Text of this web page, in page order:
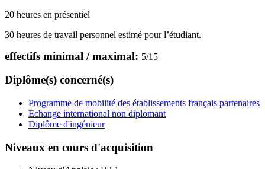
20 heures en présentiel
30 heures de travail personnel estimé pour l’étudiant.
effectifs minimal / maximal: 5/15
Diplôme(s) concerné(s)
Programme de mobilité des établissements français partenaires
Echange international non diplomant
Diplôme d'ingénieur
Niveaux en cours d'acquisition